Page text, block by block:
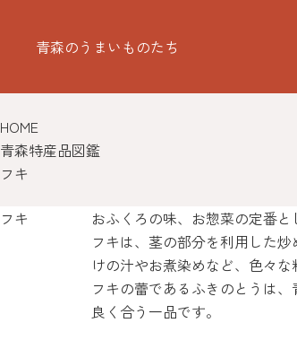
青森のうまいものたち
HOME
青森特産品図鑑
フキ
フキ
おふくろの味、お惣菜の定番
フキは、茎の部分を利用した
けの汁やお煮染めなど、色々な
フキの蕾であるふきのとうは
良く合う一品です。